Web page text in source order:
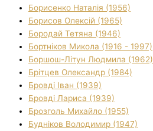
Борисенко Наталія (1956)
Борисов Олексій (1965)
Бородай Тетяна (1946)
Бортніков Микола (1916 - 1997)
Боршош-Літун Людмила (1962)
Брітцев Олександр (1984)
Бровді Іван (1939)
Бровді Лариса (1939)
Брозголь Михайло (1955)
Будніков Володимир (1947)